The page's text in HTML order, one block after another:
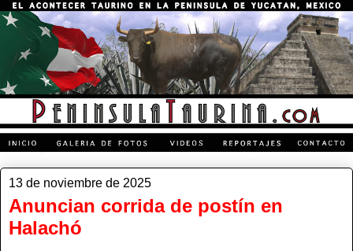
13 de noviembre de 2025
Anuncian corrida de postín en
Halachó